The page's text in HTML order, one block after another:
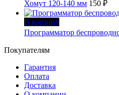
Хомут 120-140 мм 150 ₽
В корзину
Программатор
Покупателям
Гарантия
Оплата
Доставка